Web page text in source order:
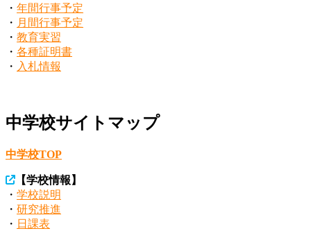
・ 年間行事予定
・ 月間行事予定
・ 教育実習
・ 各種証明書
・ 入札情報
中学校サイトマップ
中学校TOP
【学校情報 】
・ 学校説明
・ 研究推進
・ 日課表